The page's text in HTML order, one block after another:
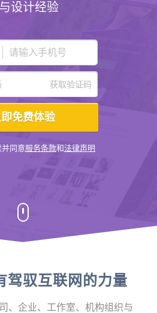
设计经验
获取验证码
同意服务条款和法律声明
驾驭互联网的力量
、企业、工作室、机构组织与